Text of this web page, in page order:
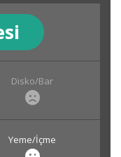
Disko/Bar
Yeme/İçme